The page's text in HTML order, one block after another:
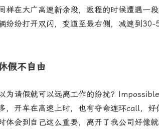
样在大广高速新余段，返程的时候遭遇一
纷纷打开双闪，变道至最右侧，减速到30-
假不自由
为请假就可以远离工作的纷扰？
，开车在高速上时，也有夺命连环call，
体会到自己这么重要，离开了我公司好像就